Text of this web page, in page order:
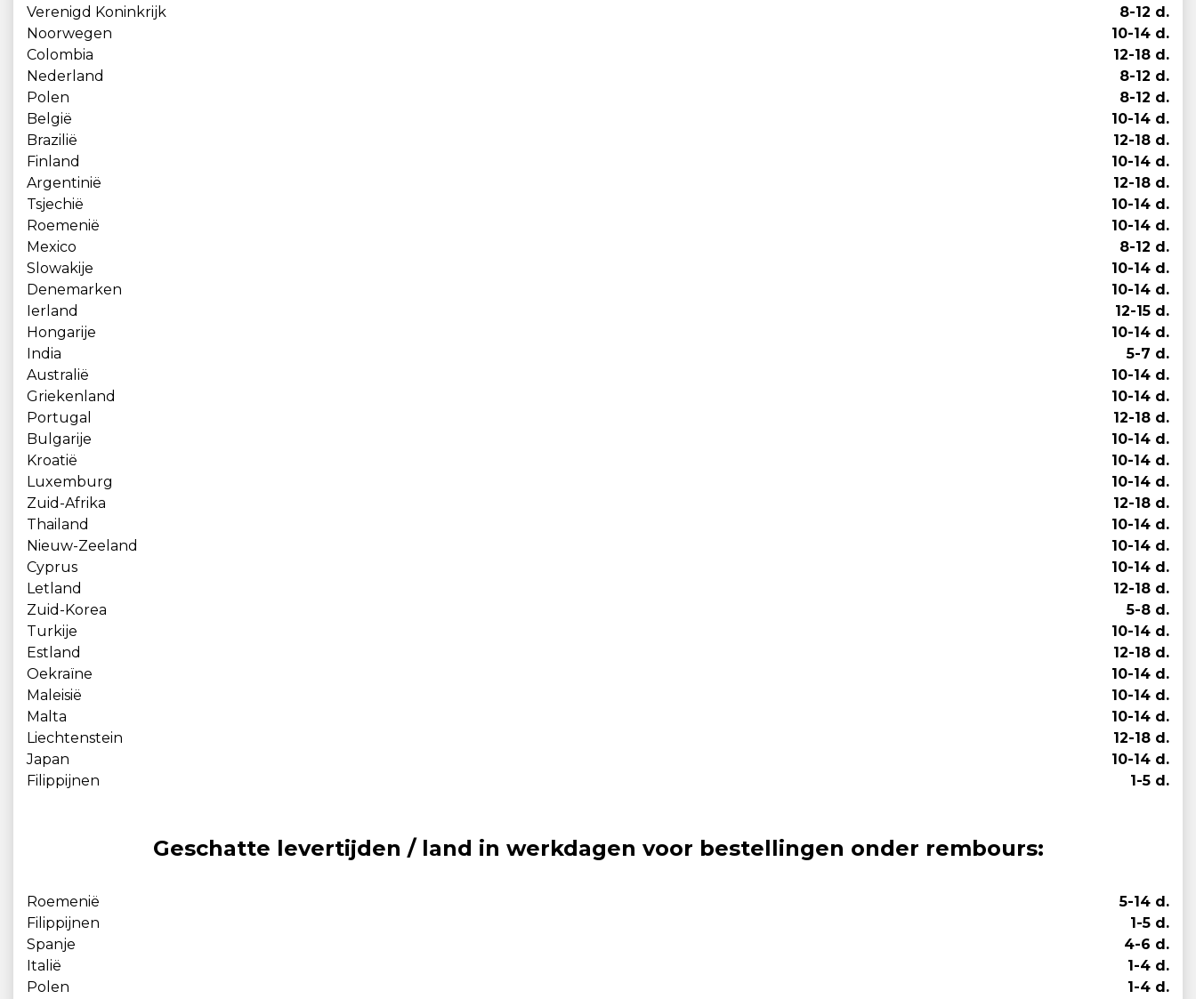
Verenigd Koninkrijk
8-12 d.
Noorwegen
10-14 d.
Colombia
12-18 d.
Nederland
8-12 d.
Polen
8-12 d.
België
10-14 d.
Brazilië
12-18 d.
Finland
10-14 d.
Argentinië
12-18 d.
Tsjechië
10-14 d.
Roemenië
10-14 d.
Mexico
8-12 d.
Slowakije
10-14 d.
Denemarken
10-14 d.
Ierland
12-15 d.
Hongarije
10-14 d.
India
5-7 d.
Australië
10-14 d.
Griekenland
10-14 d.
Portugal
12-18 d.
Bulgarije
10-14 d.
Kroatië
10-14 d.
Luxemburg
10-14 d.
Zuid-Afrika
12-18 d.
Thailand
10-14 d.
Nieuw-Zeeland
10-14 d.
Cyprus
10-14 d.
Letland
12-18 d.
Zuid-Korea
5-8 d.
Turkije
10-14 d.
Estland
12-18 d.
Oekraïne
10-14 d.
Maleisië
10-14 d.
Malta
10-14 d.
Liechtenstein
12-18 d.
Japan
10-14 d.
Filippijnen
1-5 d.
Geschatte levertijden / land in werkdagen voor bestellingen onder rembours:
Roemenië
5-14 d.
Filippijnen
1-5 d.
Spanje
4-6 d.
Italië
1-4 d.
Polen
1-4 d.